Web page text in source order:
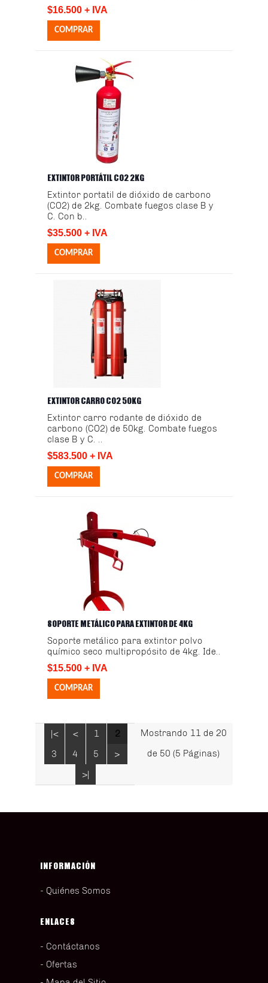
$16.500 + IVA
EXTINTOR PORTÁTIL CO2 2KG
Extintor portatil de dióxido de carbono
(CO2) de 2kg. Combate fuegos clase B y
C. Con b..
$35.500 + IVA
EXTINTOR CARRO CO2 50KG
Extintor carro rodante de dióxido de
carbono (CO2) de 50kg. Combate fuegos
clase B y C. ..
$583.500 + IVA
SOPORTE METÁLICO PARA EXTINTOR DE 4KG
Soporte metálico para extintor polvo
químico seco multipropósito de 4kg. Ide..
$15.500 + IVA
|< < 1
2
3
4 5
>
>|
Mostrando 11 de 20
de 50 (5 Páginas)
INFORMACIÓN
Quiénes Somos
ENLACES
Contáctanos
Ofertas